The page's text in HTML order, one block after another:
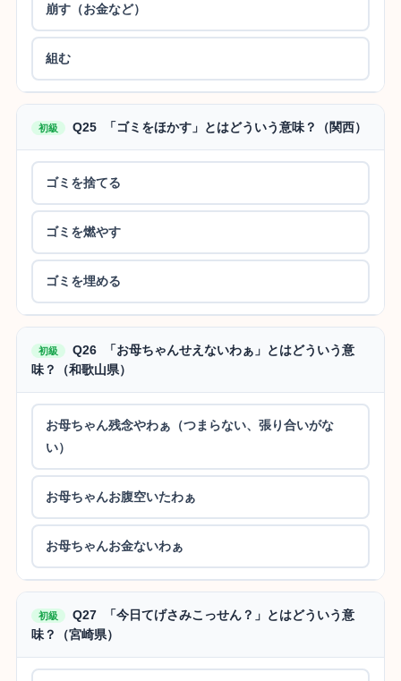
崩す（お金など）
組む
初級 Q25 「ゴミをほかす」とはどういう意味？（関西）
ゴミを捨てる
ゴミを燃やす
ゴミを埋める
初級
Q26 「お母ちゃんせえないわぁ」とはどういう意
味？（和歌山県）
お母ちゃん残念やわぁ（つまらない、張り合いがな
い）
お母ちゃんお腹空いたわぁ
お母ちゃんお金ないわぁ
初級
Q27 「今日てげさみこっせん？」とはどういう意
味？（宮崎県）